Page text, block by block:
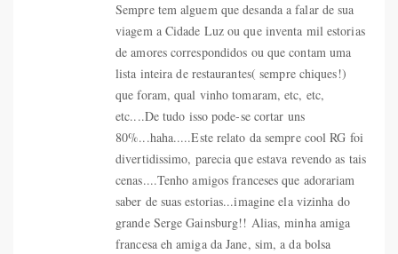
Sempre tem alguem que desanda a falar de sua
viagem a Cidade Luz ou que inventa mil estorias
de amores correspondidos ou que contam uma
lista inteira de restaurantes( sempre chiques!)
que foram, qual vinho tomaram, etc, etc,
etc....De tudo isso pode-se cortar uns
80%...haha.....Este relato da sempre cool RG foi
divertidissimo, parecia que estava revendo as tais
cenas....Tenho amigos franceses que adorariam
saber de suas estorias...imagine ela vizinha do
grande Serge Gainsburg!! Alias, minha amiga
francesa eh amiga da Jane, sim, a da bolsa